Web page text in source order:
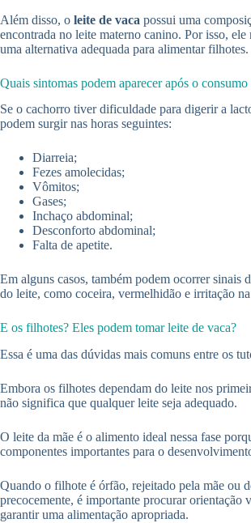
Além disso, o leite de vaca possui uma
encontrada no leite materno canino. Por isso, ele
uma alternativa adequada para alimentar filhotes.
Quais sintomas podem aparecer após o consumo
Se o cachorro tiver dificuldade para digerir a
podem surgir nas horas seguintes:
Diarreia;
Fezes amolecidas;
Vômitos;
Gases;
Inchaço abdominal;
Desconforto abdominal;
Falta de apetite.
Em alguns casos, também podem ocorrer sinais
do leite, como coceira, vermelhidão e irritação
E os filhotes? Eles podem tomar leite de vaca?
Essa é uma das dúvidas mais comuns entre os
Embora os filhotes dependam do leite nos
não significa que qualquer leite seja adequado.
O leite da mãe é o alimento ideal nessa fase
componentes importantes para o
Quando o filhote é órfão, rejeitado pela mãe ou
precocemente, é importante procurar orientação
garantir uma alimentação apropriada.